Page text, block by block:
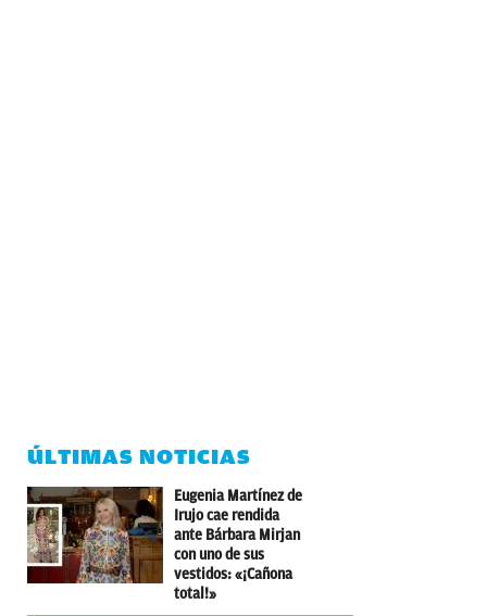
ÚLTIMAS NOTICIAS
Eugenia Martínez de
Irujo cae rendida
ante Bárbara Mirjan
con uno de sus
vestidos: «¡Cañona
total!»